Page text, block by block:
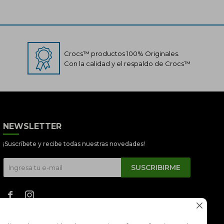

Crocs™ productos 100% Originales.
Con la calidad y el respaldo de Crocs™
NEWSLETTER
¡Suscríbete y recibe todas nuestras novedades!
SUSCRIBIRME
 